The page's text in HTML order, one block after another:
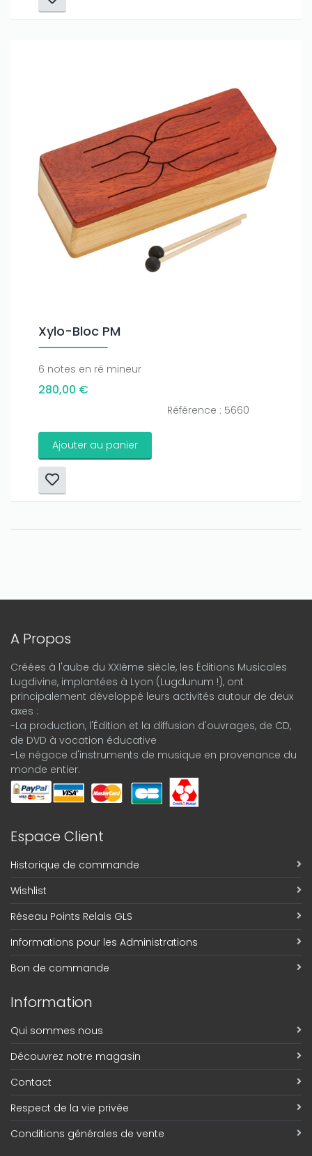
Xylo-Bloc PM
6 notes en ré mineur
280,00 €
Référence : 5660
Ajouter au panier
A Propos
Créées à l'aube du XXIème siècle, les Éditions Musicales
Lugdivine, implantées à Lyon (Lugdunum !), ont
principalement développé leurs activités autour de deux
axes :
-La production, l'Édition et la diffusion d'ouvrages, de CD,
de DVD à vocation éducative
-Le négoce d'instruments de musique en provenance du
monde entier.
Espace Client
Historique de commande
Wishlist
Réseau Points Relais GLS
Informations pour les Administrations
Bon de commande
Information
Qui sommes nous
Découvrez notre magasin
Contact
Respect de la vie privée
Conditions générales de vente